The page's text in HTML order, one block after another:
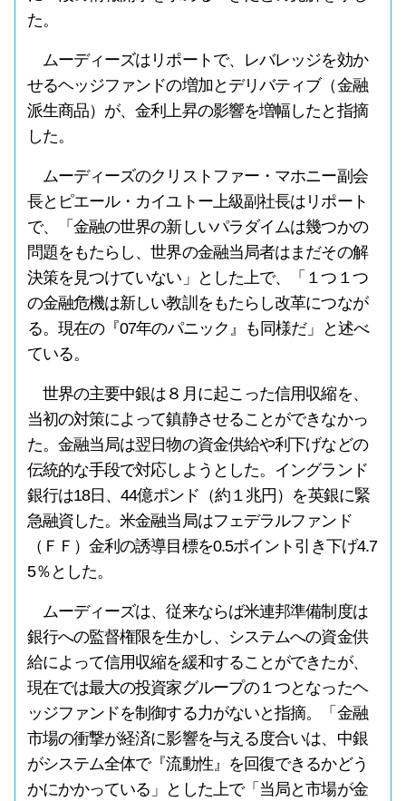
た。
ムーディーズはリポートで、レバレッジを効か
せるヘッジファンドの増加とデリバティブ（金融
派生商品）が、金利上昇の影響を増幅したと指摘
した。
ムーディーズのクリストファー・マホニー副会
長とピエール・カイユトー上級副社長はリポート
で、「金融の世界の新しいパラダイムは幾つかの
問題をもたらし、世界の金融当局者はまだその解
決策を見つけていない」とした上で、「１つ１つ
の金融危機は新しい教訓をもたらし改革につなが
る。現在の『07年のパニック』も同様だ」と述べ
ている。
世界の主要中銀は８月に起こった信用収縮を、
当初の対策によって鎮静させることができなかっ
た。金融当局は翌日物の資金供給や利下げなどの
伝統的な手段で対応しようとした。イングランド
銀行は18日、44億ポンド（約１兆円）を英銀に緊
急融資した。米金融当局はフェデラルファンド
（ＦＦ）金利の誘導目標を0.5ポイント引き下げ4.7
5％とした。
ムーディーズは、従来ならば米連邦準備制度は
銀行への監督権限を生かし、システムへの資金供
給によって信用収縮を緩和することができたが、
現在では最大の投資家グループの１つとなったヘ
ッジファンドを制御する力がないと指摘。「金融
市場の衝撃が経済に影響を与える度合いは、中銀
がシステム全体で『流動性』を回復できるかどう
かにかかっている」とした上で「当局と市場が金